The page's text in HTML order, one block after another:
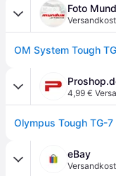
Foto
4,99 €
Olympus Tough TG-7
eBay